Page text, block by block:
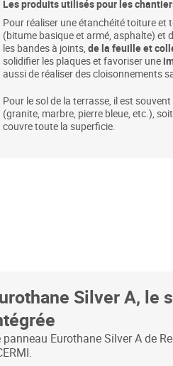
Les produits utilisés pour les
Pour réaliser une étanchéité toiture et
(bitume basique et armé, asphalte) et
les bandes à joints, de la feuille et
solidifier les plaques et favoriser une
aussi de réaliser des cloisonnements
Pour le sol de la terrasse, il est
(granite, marbre, pierre bleue, etc.),
couvre toute la superficie.
Silver A, le
panneau Eurothane Silver A de